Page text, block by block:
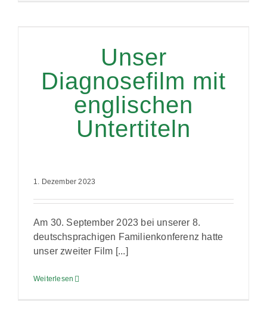
Unser
Diagnosefilm mit
englischen
Untertiteln
1. Dezember 2023
Am 30. September 2023 bei unserer 8.
deutschsprachigen Familienkonferenz hatte
unser zweiter Film [...]
Weiterlesen